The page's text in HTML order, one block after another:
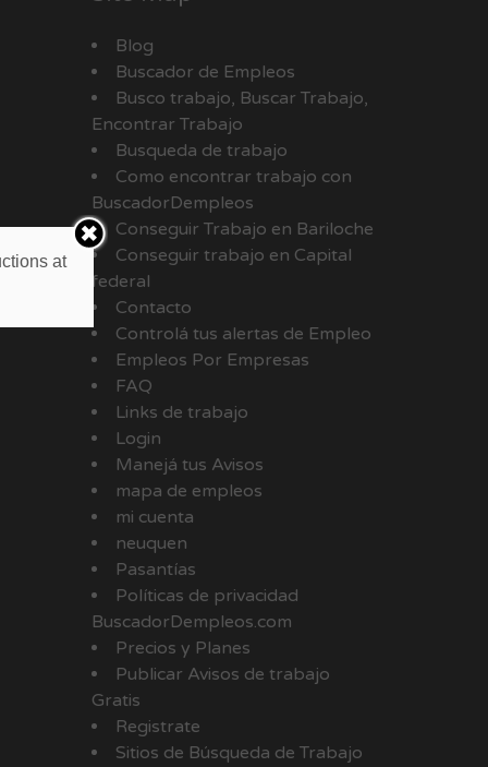
Blog
Buscador de Empleos
Busco trabajo, Buscar Trabajo,
Encontrar Trabajo
Busqueda de trabajo
Como encontrar trabajo con
BuscadorDempleos
Conseguir Trabajo en Bariloche
Conseguir trabajo en Capital
federal
Contacto
Controlá tus alertas de Empleo
Empleos Por Empresas
FAQ
Links de trabajo
Login
Manejá tus Avisos
mapa de empleos
mi cuenta
neuquen
Pasantías
Políticas de privacidad
BuscadorDempleos.com
Precios y Planes
Publicar Avisos de trabajo
Gratis
Registrate
Sitios de Búsqueda de Trabajo
at